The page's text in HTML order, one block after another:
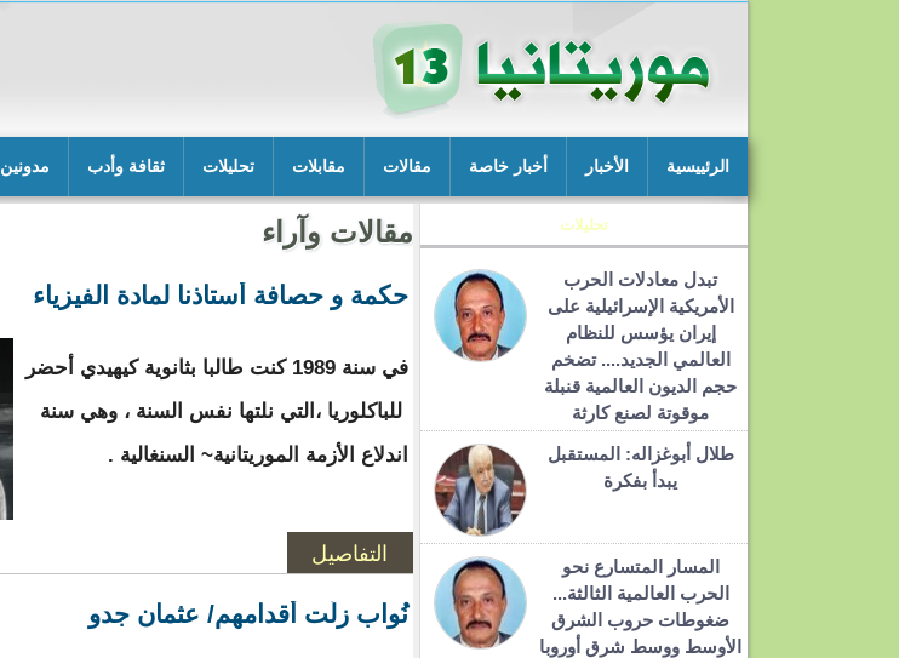
الرئييسية الأخبار أخبار خاصة مقالات مقابلات تحليلات ثقافة وأدب مدونين
تحليلات
تبدل معادلات الحرب
الأمريكية الإسرائيلية على
إيران يؤسس للنظام
العالمي الجديد.... تضخم
حجم الديون العالمية قنبلة
موقوتة لصنع كارثة
طلال أبوغزاله: المستقبل
يبدأ بفكرة
المسار المتسارع نحو
الحرب العالمية الثالثة...
ضغوطات حروب الشرق
الأوسط ووسط شرق أوروبا
مقالات وآراء
حكمة و حصافة أستاذنا لمادة الفيزياء
في سنة 1989 كنت طالبا بثانوية كيهيدي أحضر
للباكلوريا ،التي نلتها نفس السنة ، وهي سنة
اندلاع الأزمة الموريتانية~ السنغالية .
التفاصيل
نُواب زلَّت أقدامهم/ عثمان جدو